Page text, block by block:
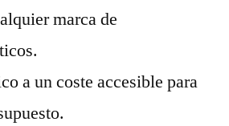
marca de
a un coste accesible para